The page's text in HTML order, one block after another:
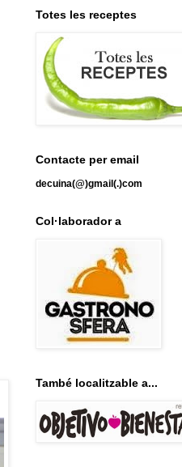
Totes les receptes
Contacte per email
decuina(@)gmail(.)com
Col·laborador a
També localitzable a...